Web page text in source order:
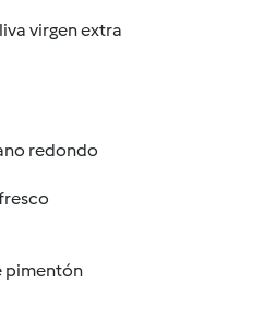
virgen extra
redondo
pimentón